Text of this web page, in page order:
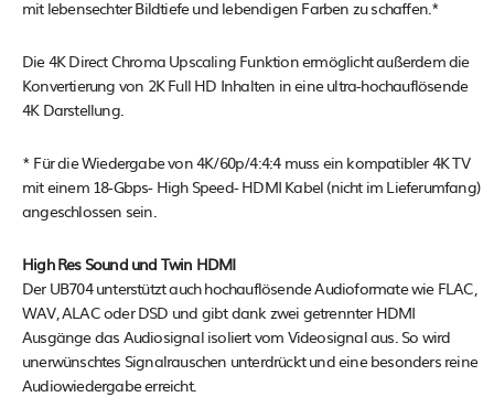
mit lebensechter Bildtiefe und lebendigen Farben zu schaffen.*
Die 4K Direct Chroma Upscaling Funktion ermöglicht außerdem die
Konvertierung von 2K Full HD Inhalten in eine ultra-hochauflösende
4K Darstellung.
* Für die Wiedergabe von 4K/60p/4:4:4 muss ein kompatibler 4K TV
mit einem 18-Gbps- High Speed- HDMI Kabel (nicht im Lieferumfang)
angeschlossen sein.
High Res Sound und Twin HDMI
Der UB704 unterstützt auch hochauflösende Audioformate wie FLAC,
WAV, ALAC oder DSD und gibt dank zwei getrennter HDMI
Ausgänge das Audiosignal isoliert vom Videosignal aus. So wird
unerwünschtes Signalrauschen unterdrückt und eine besonders reine
Audiowiedergabe erreicht.